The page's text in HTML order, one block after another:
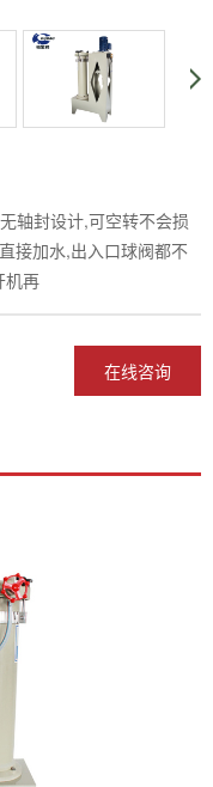
封设计,可空转不会损
加水,出入口球阀都不
再
在线咨询